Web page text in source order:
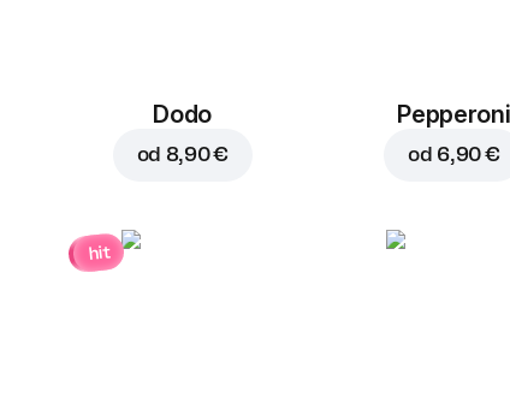
Dodo
od 8,90 €
Pepperoni
od 6,90 €
hit